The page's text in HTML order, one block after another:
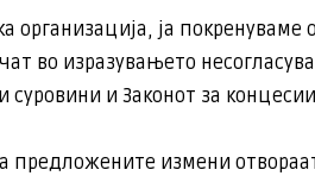
организација, ја
во изразувањето
суровини и Законот за
предложените измени